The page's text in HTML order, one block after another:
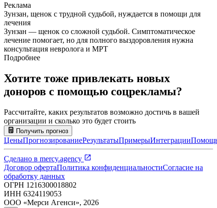
Реклама
Зунзан, щенок с трудной судьбой, нуждается в помощи для
лечения
Зунзан — щенок со сложной судьбой. Симптоматическое
лечение помогает, но для полного выздоровления нужна
консультация невролога и МРТ
Подробнее
Хотите тоже привлекать новых
доноров с помощью соцрекламы?
Рассчитайте, каких результатов возможно достичь в вашей
организации и сколько это будет стоить
Получить прогноз
ЦеныПрогнозированиеРезультатыПримерыИнтеграции
Сделано в mercy.agency
Договор офертаПолитика конфиденциальностиСогласие на
обработку данных
ОГРН 1216300018802
ИНН 6324119053
ООО «Мерси Агенси», 2026